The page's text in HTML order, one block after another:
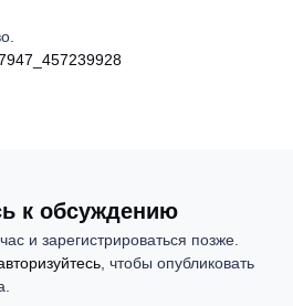
к обсуждению
и зарегистрироваться позже.
, чтобы опубликовать